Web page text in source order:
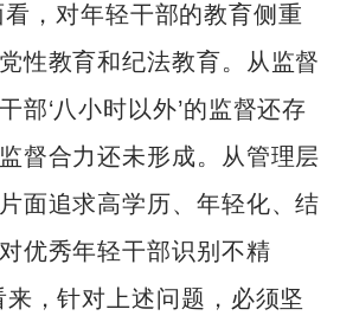
看，对年轻干部的教育侧重
性教育和纪法教育。从监督
部‘八小时以外’的监督还存
督合力还未形成。从管理层
面追求高学历、年轻化、结
优秀年轻干部识别不精
来，针对上述问题，必须坚